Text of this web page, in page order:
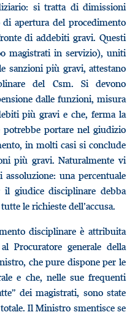
si tratta di dimissioni
apertura del procedimento
di addebiti gravi. Questi
magistrati in servizio), uniti
sanzioni più gravi, attestano
del Csm. Si devono
dalle funzioni, misura
più gravi e che, ferma la
portare nel giudizio
in molti casi si conclude
più gravi. Naturalmente vi
una percentuale
il giudice disciplinare debba
le richieste dell’accusa.
disciplinare è attribuita
Procuratore generale della
che pure dispone per le
e che, nelle sue frequenti
dei magistrati, sono state
Il Ministro smentisce se